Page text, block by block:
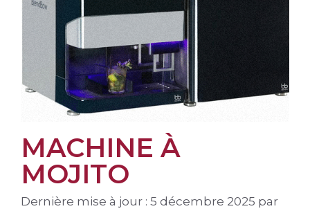
MACHINE À
MOJITO
Dernière mise à jour : 5 décembre 2025 par